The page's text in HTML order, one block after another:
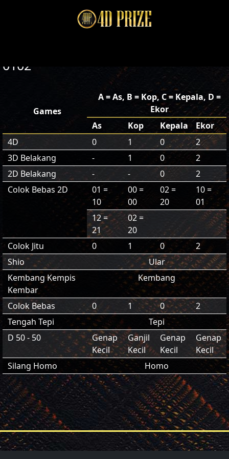
0102
Games
A = As, B = Kop, C = Kepala, D =
Ekor
As
Kop Kepala
Ekor
4D
0 1 0
2
3D Belakang
- 1 0
2
2D Belakang
- - 0
2
Colok Bebas 2D
01 =
10
00 =
00
02 =
20
10 =
01
12 =
21
02 =
20
Colok Jitu
0 1 0
2
Shio
Ular
Kembang Kempis
Kembar
Kembang
Colok Bebas 0 1 0
2
Tengah Tepi
Tepi
D 50 - 50
Genap
Kecil
Ganjil
Kecil
Genap
Kecil
Genap
Kecil
Silang Homo
Homo